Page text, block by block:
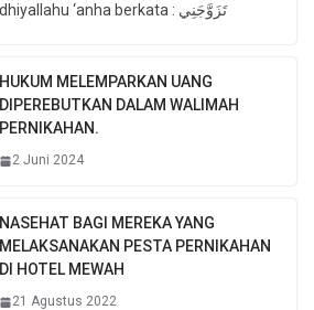
Ta’ala Dari Aisyah radhiyallahu ‘anha berkata : تَزَوَّجَنِي
HUKUM MELEMPARKAN UANG
DIPEREBUTKAN DALAM WALIMAH
PERNIKAHAN.
2 Juni 2024
NASEHAT BAGI MEREKA YANG
MELAKSANAKAN PESTA PERNIKAHAN
DI HOTEL MEWAH
21 Agustus 2022